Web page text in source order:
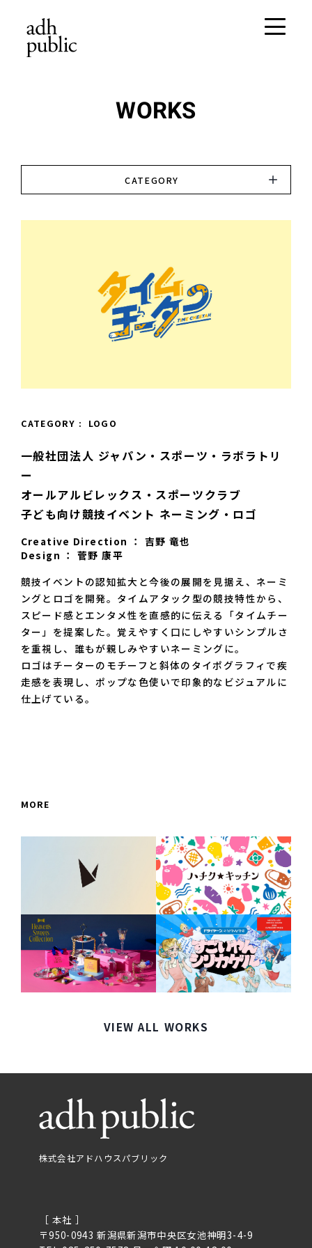
WORKS
CATEGORY
CATEGORY :  LOGO
一般社団法人 ジャパン・スポーツ・ラボラトリ
ー
オールアルビレックス・スポーツクラブ
子ども向け競技イベント ネーミング・ロゴ
Creative Direction ： 吉野 竜也
Design ： 菅野 康平
競技イベントの認知拡大と今後の展開を見据え、ネーミ
ングとロゴを開発。タイムアタック型の競技特性から、
スピード感とエンタメ性を直感的に伝える「タイムチー
ター」を提案した。覚えやすく口にしやすいシンプルさ
を重視し、誰もが親しみやすいネーミングに。
ロゴはチーターのモチーフと斜体のタイポグラフィで疾
走感を表現し、ポップな色使いで印象的なビジュアルに
仕上げている。
MORE
VIEW ALL WORKS
株式会社アドハウスパブリック
［ 本社 ］
〒950-0943 新潟県新潟市中央区女池神明3-4-9